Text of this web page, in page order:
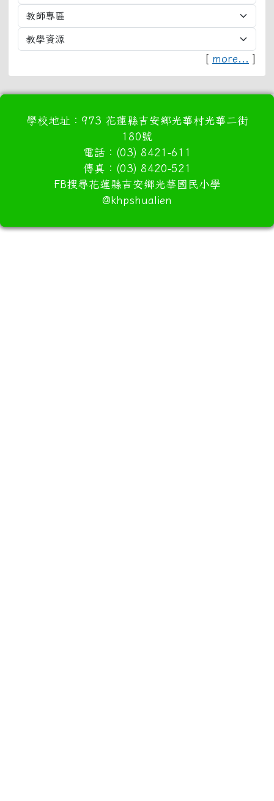
[ more... ]
學校地址：973 花蓮縣吉安鄉光華村光華二街
180號
電話：(03) 8421-611
傳真：(03) 8420-521
FB搜尋花蓮縣吉安鄉光華國民小學
@khpshualien